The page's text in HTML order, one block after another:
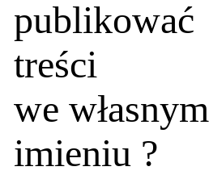
publikować
treści
we własnym
imieniu ?